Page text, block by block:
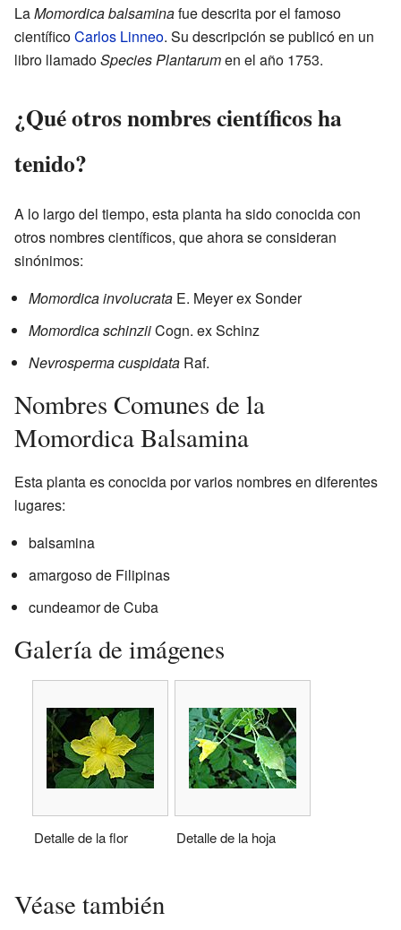
LaMomordica balsaminafue descrita por el famoso
científicoCarlos Linneo. Su descripción se publicó en un
libro llamadoSpecies Plantarumen el año 1753.
¿Qué otros nombres científicos ha
tenido?
A lo largo del tiempo, esta planta ha sido conocida con
otros nombres científicos, que ahora se consideran
sinónimos:
Momordica involucrata E. Meyer ex Sonder
Momordica schinziiCogn. ex Schinz
Nevrosperma cuspidata Raf.
Nombres Comunes de la
Momordica Balsamina
Esta planta es conocida por varios nombres en diferentes
lugares:
balsamina
amargoso de Filipinas
cundeamor de Cuba
Galería de imágenes
Detalle de la flor Detalle de la hoja
Véase también